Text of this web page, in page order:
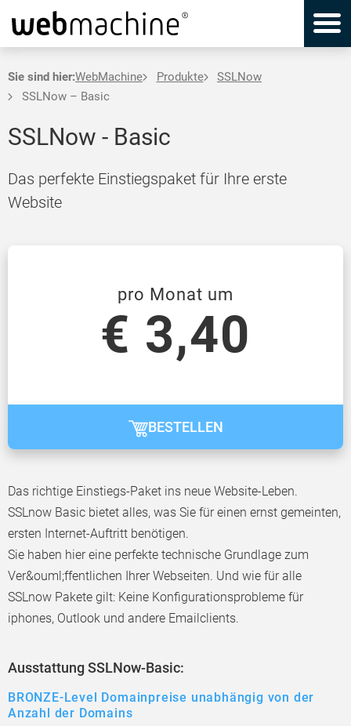
Sie sind hier:WebMachine Produkte
SSLNow
SSLNow – Basic
SSLNow - Basic
Das perfekte Einstiegspaket für Ihre erste
Website
Das richtige Einstiegs-Paket ins neue Website-Leben.
SSLnow Basic bietet alles, was Sie für einen ernst gemeinten,
ersten Internet-Auftritt benötigen.
Sie haben hier eine perfekte technische Grundlage zum
Ver&ouml;ffentlichen Ihrer Webseiten. Und wie für alle
SSLnow Pakete gilt: Keine Konfigurationsprobleme für
iphones, Outlook und andere Emailclients.
pro Monat um
€ 3,40
BESTELLEN
Ausstattung SSLNow-Basic:
BRONZE-Level Domainpreise unabhängig von der
Anzahl der Domains